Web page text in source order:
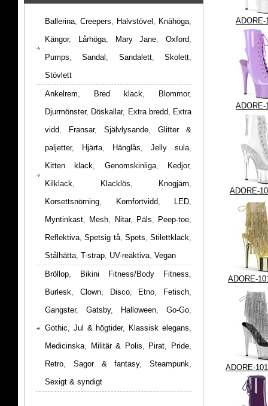
ADORE-
ADORE-
ADORE-
ADORE-
ADORE-
Ballerina, Creepers, Halvstövel , Knähöga,
Kängor, Lårhöga, Mary Jane, Oxford,
Pumps,Sandal , Sandalett,Skolett,
Stövlett
Ankelrem, Bred klack, Blommor,
Djurmönster, Döskallar, Extra bredd, Extra
vidd, Fransar, Självlysande, Glitter &
paljetter, Hjärta, Hänglås, Jelly sula,
Kitten klack, Genomskinliga, Kedjor,
Kilklack, Klacklös, Knogjärn,
Korsettsnörning, Komfortvidd, LED,
Myntinkast, Mesh, Nitar, Päls, Peep-toe,
Reflektiva,Spetsig tå, Spets, Stilettklack,
Stålhätta, T-strap, UV-reaktiva, Vegan
Bröllop, Bikini Fitness/Body Fitness,
Burlesk, Clown, Disco, Etno, Fetisch,
Gangster, Gatsby, Halloween, Go-Go,
Gothic, Jul & högtider, Klassisk elegans,
Medicinska, Militär & Polis, Pirat, Pride,
Retro, Sagor & fantasy, Steampunk,
Sexigt & syndigt